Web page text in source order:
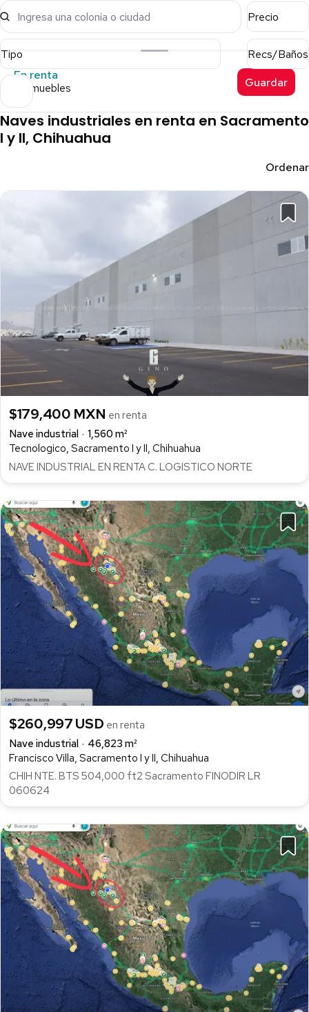
Ingresa una colonia o ciudad Precio
Tipo
Recs/Baños
En renta
6 inmuebles Guardar
Naves industriales en renta en Sacramento
I y II, Chihuahua
Ordenar
$179,400 MXN en renta
Nave industrial
1,560 m²
Tecnologico, Sacramento I y II, Chihuahua
NAVE INDUSTRIAL EN RENTA C. LOGISTICO NORTE
$260,997 USD en renta
Nave industrial
46,823 m²
Francisco Villa, Sacramento I y II, Chihuahua
CHIH NTE. BTS 504,000 ft2 Sacramento FINODIR LR
060624